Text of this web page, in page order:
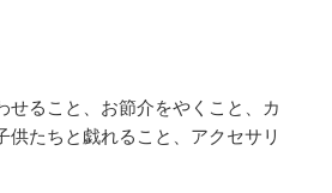
せること、お節介をやくこと、カ
供たちと戯れること、アクセサリ